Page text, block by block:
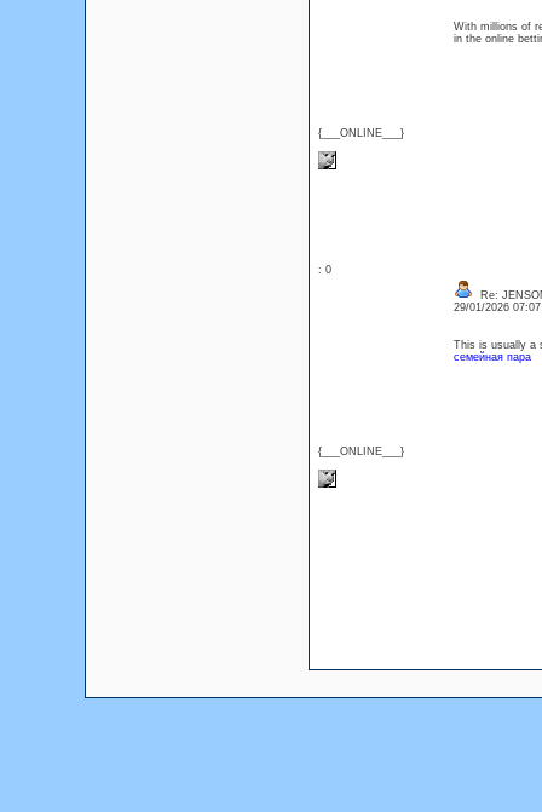
{___ONLINE___}
With millions of
in the online
: 0
{___ONLINE___}
Re:
29/01/2026
This is usually a
семейная пара